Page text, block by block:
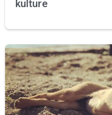
kulture